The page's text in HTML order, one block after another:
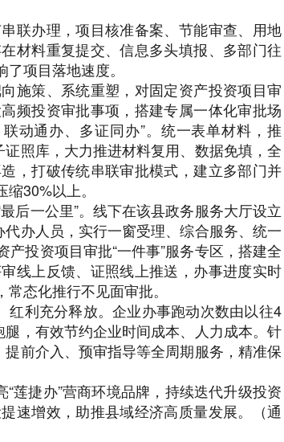
办理，项目核准备案、节能审查、用地
材料重复提交、信息多头填报、多部门往
项目落地速度。
策、系统重塑，对固定资产投资项目审
频投资审批事项，搭建专属一体化审批场
动通办、多证同办”。统一表单材料，推
照库，大力推进材料复用、数据免填，全
，打破传统串联审批模式，建立多部门并
30%以上。
一公里”。线下在该县政务服务大厅设立
办人员，实行一窗受理、综合服务、统一
投资项目审批“一件事”服务专区，搭建全
线上反馈、证照线上推送，办事进度实时
态化推行不见面审批。
利充分释放。企业办事跑动次数由以往4
，有效节约企业时间成本、人力成本。针
前介入、预审指导等全周期服务，精准保
捷办”营商环境品牌，持续迭代升级投资
速增效，助推县域经济高质量发展。（通